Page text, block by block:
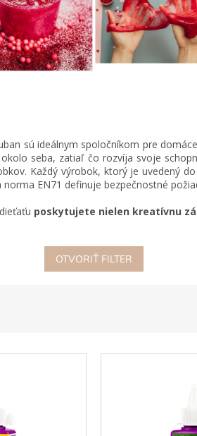
sú ideálnym spoločníkom pre
seba, zatiaľ čo rozvíja svoje
Každý výrobok, ktorý je uvedený
EN71 definuje bezpečnostné
poskytujete nielen kreatívnu
OTVORIŤ FILTER